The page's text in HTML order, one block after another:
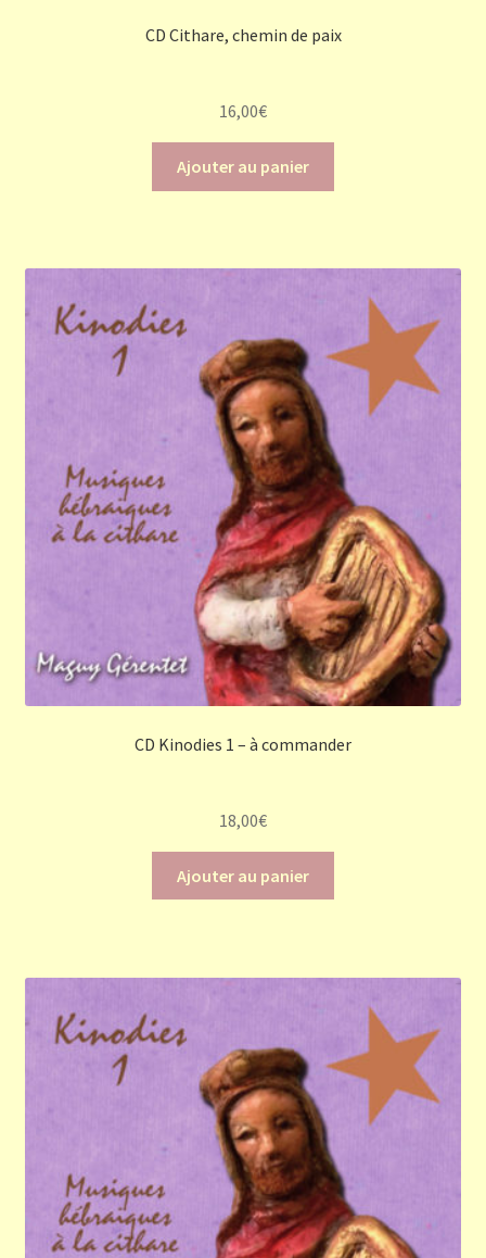
CD Cithare, chemin de paix
16,00€
Ajouter au panier
CD Kinodies 1 – à commander
18,00€
Ajouter au panier